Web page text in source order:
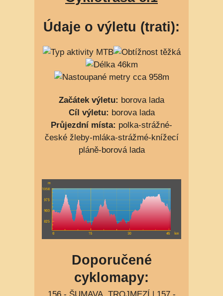
Údaje o výletu (trati):
MTB
těžká
46km
958m
Začátek výletu: borova lada
Cíl výletu: borova lada
Průjezdní místa: polka-strážné-
české žleby-mláka-strážmé-knížecí
pláně-borová lada
Doporučené
cyklomapy: